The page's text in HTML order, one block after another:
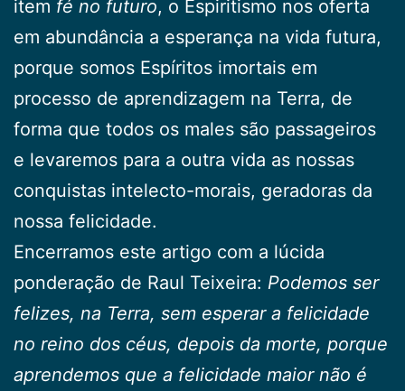
item fé no futuro, o Espiritismo nos oferta
em abundância a esperança na vida futura,
porque somos Espíritos imortais em
processo de aprendizagem na Terra, de
forma que todos os males são passageiros
e levaremos para a outra vida as nossas
conquistas intelecto-morais, geradoras da
nossa felicidade.
Encerramos este artigo com a lúcida
ponderação de Raul Teixeira: Podemos ser
felizes, na Terra, sem esperar a felicidade
no reino dos céus, depois da morte, porque
aprendemos que a felicidade maior não é